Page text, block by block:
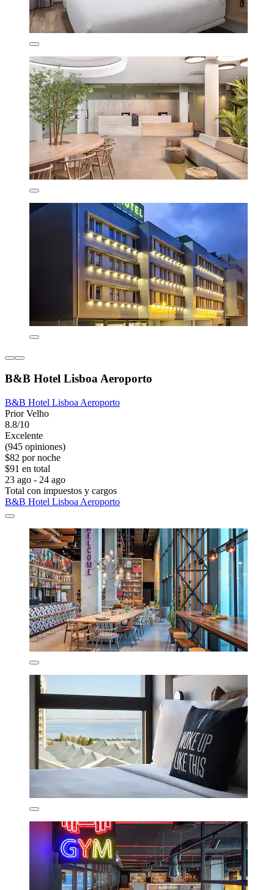
B&B Hotel Lisboa Aeroporto
B&B Hotel Lisboa Aeroporto
Prior Velho
8.8/10
Excelente
(945 opiniones)
$82 por noche
$91 en total
23 ago - 24 ago
Total con impuestos y cargos
B&B Hotel Lisboa Aeroporto